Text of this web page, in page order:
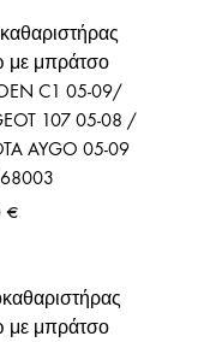
με μπράτσο
C1 05-09/
107 05-08 /
AYGO 05-09
€
με μπράτσο